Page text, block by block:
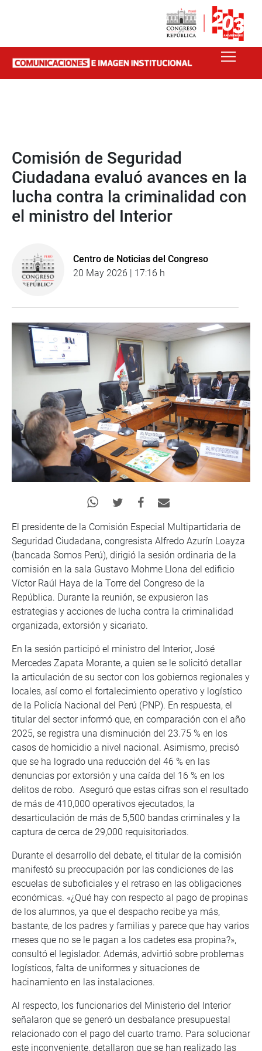
Comisión de Seguridad
Ciudadana evaluó avances en la
lucha contra la criminalidad con
el ministro del Interior
Centro de Noticias del Congreso
20 May 2026 | 17:16 h
El presidente de la Comisión Especial Multipartidaria de
Seguridad Ciudadana, congresista Alfredo Azurín Loayza
(bancada Somos Perú), dirigió la sesión ordinaria de la
comisión en la sala Gustavo Mohme Llona del edificio
Víctor Raúl Haya de la Torre del Congreso de la
República. Durante la reunión, se expusieron las
estrategias y acciones de lucha contra la criminalidad
organizada, extorsión y sicariato.
En la sesión participó el ministro del Interior, José
Mercedes Zapata Morante, a quien se le solicitó detallar
la articulación de su sector con los gobiernos regionales y
locales, así como el fortalecimiento operativo y logístico
de la Policía Nacional del Perú (PNP). En respuesta, el
titular del sector informó que, en comparación con el año
2025, se registra una disminución del 23.75 % en los
casos de homicidio a nivel nacional. Asimismo, precisó
que se ha logrado una reducción del 46 % en las
denuncias por extorsión y una caída del 16 % en los
delitos de robo. Aseguró que estas cifras son el resultado
de más de 410,000 operativos ejecutados, la
desarticulación de más de 5,500 bandas criminales y la
captura de cerca de 29,000 requisitoriados.
Durante el desarrollo del debate, el titular de la comisión
manifestó su preocupación por las condiciones de las
escuelas de suboficiales y el retraso en las obligaciones
económicas. «¿Qué hay con respecto al pago de propinas
de los alumnos, ya que el despacho recibe ya más,
bastante, de los padres y familias y parece que hay varios
meses que no se le pagan a los cadetes esa propina?»,
consultó el legislador. Además, advirtió sobre problemas
logísticos, falta de uniformes y situaciones de
hacinamiento en las instalaciones.
Al respecto, los funcionarios del Ministerio del Interior
señalaron que se generó un desbalance presupuestal
relacionado con el pago del cuarto tramo. Para solucionar
este inconveniente, detallaron que se han realizado las